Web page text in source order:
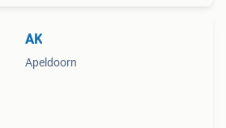
AK
Apeldoorn